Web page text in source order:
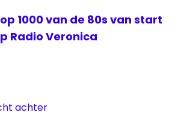
1000 van de 80s van start
Radio Veronica
achter